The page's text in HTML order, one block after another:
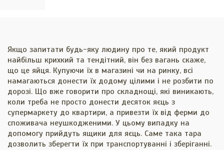
Якщо запитати будь-яку людину про те, який продукт
найбільш крихкий та тендітний, він без вагань скаже,
що це яйця. Купуючи їх в магазині чи на ринку, всі
намагаються донести їх додому цілими і не розбити по
дорозі. Що вже говорити про складнощі, які виникають,
коли треба не просто донести десяток яєць з
супермаркету до квартири, а привезти їх від ферми до
споживача неушкодженими. У цьому випадку на
допомогу прийдуть ящики для яєць. Саме така тара
дозволить зберегти їх при транспортуванні і зберіганні.